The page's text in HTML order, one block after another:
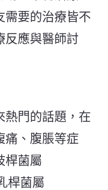
需要的治療皆不
反應與醫師討
熱門的話題，在
痛、腹脹等症
桿菌屬
桿菌屬